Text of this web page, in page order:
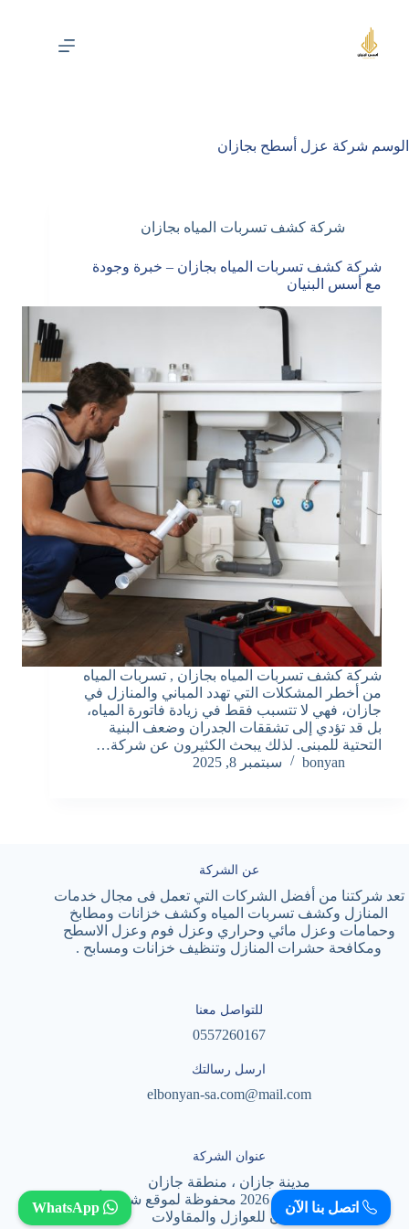
المحتوى
الوسم شركة عزل أسطح بجازان
شركة كشف تسربات المياه بجازان
شركة كشف تسربات المياه بجازان – خبرة وجودة
مع أسس البنيان
شركة كشف تسربات المياه بجازان , تسربات المياه
من أخطر المشكلات التي تهدد المباني والمنازل في
جازان، فهي لا تتسبب فقط في زيادة فاتورة المياه،
بل قد تؤدي إلى تشققات الجدران وضعف البنية
التحتية للمبنى. لذلك يبحث الكثيرون عن شركة…
bonyan
سبتمبر 8, 2025
عن الشركة
تعد شركتنا من أفضل الشركات التي تعمل فى مجال خدمات
المنازل وكشف تسربات المياه وكشف خزانات ومطابخ
وحمامات وعزل مائي وحراري وعزل فوم وعزل الاسطح
ومكافحة حشرات المنازل وتنظيف خزانات ومسابح .
للتواصل معنا
0557260167
ارسل رسالتك
elbonyan-sa.com@mail.com
عنوان الشركة
مدينة جازان ، منطقة جازان
حقوق النشر © لعام 2026 محفوظة لموقع شركة أسس
البنيان للعوازل والمقاولات
اتصل بنا الآن